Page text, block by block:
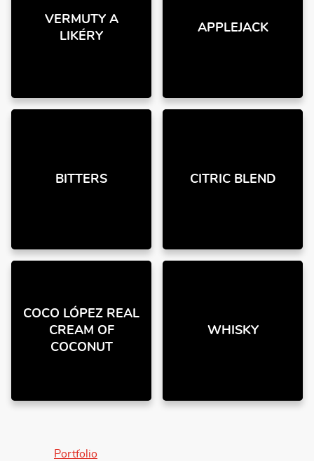
VERMUTY A
LIKÉRY
APPLEJACK
BITTERS CITRIC BLEND
COCO LÓPEZ REAL
CREAM OF
COCONUT
WHISKY
Portfolio